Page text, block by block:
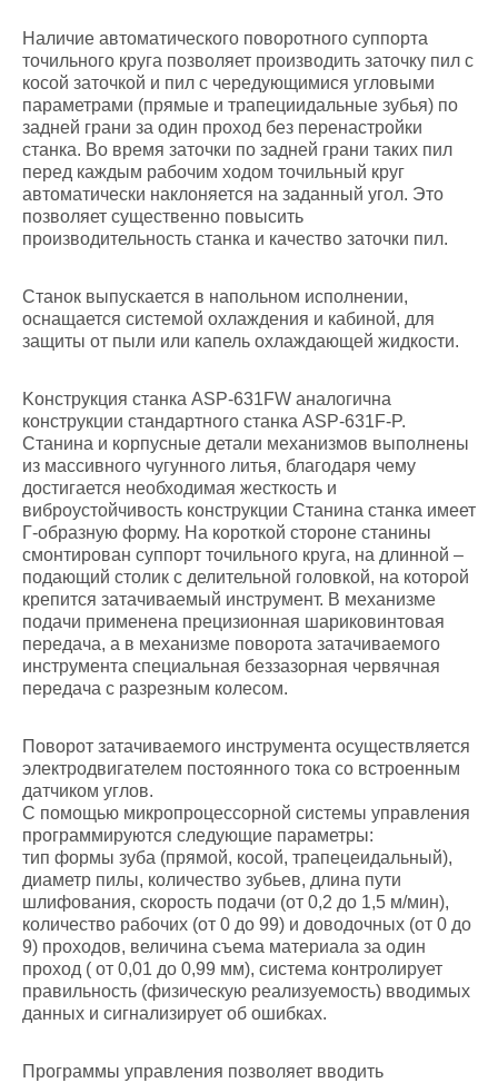
Наличие автоматического поворотного суппорта
точильного круга позволяет производить заточку пил с
косой заточкой и пил с чередующимися угловыми
параметрами (прямые и трапециидальные зубья) по
задней грани за один проход без перенастройки
станка. Во время заточки по задней грани таких пил
перед каждым рабочим ходом точильный круг
автоматически наклоняется на заданный угол. Это
позволяет существенно повысить
производительность станка и качество заточки пил.
Станок выпускается в напольном исполнении,
оснащается системой охлаждения и кабиной, для
защиты от пыли или капель охлаждающей жидкости.
Kонструкция станка ASP-631FW аналогична
конструкции стандартного станка ASP-631F-P.
Станина и корпусные детали механизмов выполнены
из массивного чугунного литья, благодаря чему
достигается необходимая жесткость и
виброустойчивость конструкции Станина станка имеет
Г-образную форму. На короткой стороне станины
смонтирован суппорт точильного круга, на длинной –
подающий столик с делительной головкой, на которой
крепится затачиваемый инструмент. В механизме
подачи применена прецизионная шариковинтовая
передача, а в механизме поворота затачиваемого
инструмента специальная беззазорная червячная
передача с разрезным колесом.
Поворот затачиваемого инструмента осуществляется
электродвигателем постоянного тока со встроенным
датчиком углов.
С помощью микропроцессорной системы управления
программируются следующие параметры:
тип формы зуба (прямой, косой, трапецеидальный),
диаметр пилы, количество зубьев, длина пути
шлифования, скорость подачи (от 0,2 до 1,5 м/мин),
количество рабочих (от 0 до 99) и доводочных (от 0 до
9) проходов, величина съема материала за один
проход ( от 0,01 до 0,99 мм), система контролирует
правильность (физическую реализуемость) вводимых
данных и сигнализирует об ошибках.
Программы управления позволяет вводить